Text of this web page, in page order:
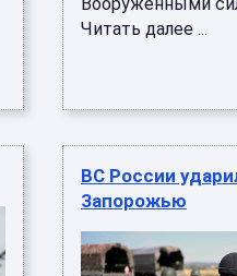
Читать далее ...
ВС России
Запорожью